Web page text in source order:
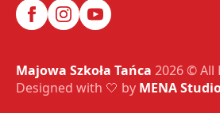
Majowa Szkoła Tańca 2026 © All
Designed with 🤍 by MENA